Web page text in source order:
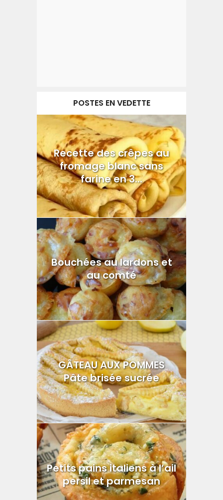
POSTES EN VEDETTE
Recette des crêpes au
fromage blanc sans
farine en 3...
Bouchées au lardons et
au comté
GÂTEAU AUX POMMES
Pâte brisée sucrée
Petits pains italiens à l’ail
persil et parmesan